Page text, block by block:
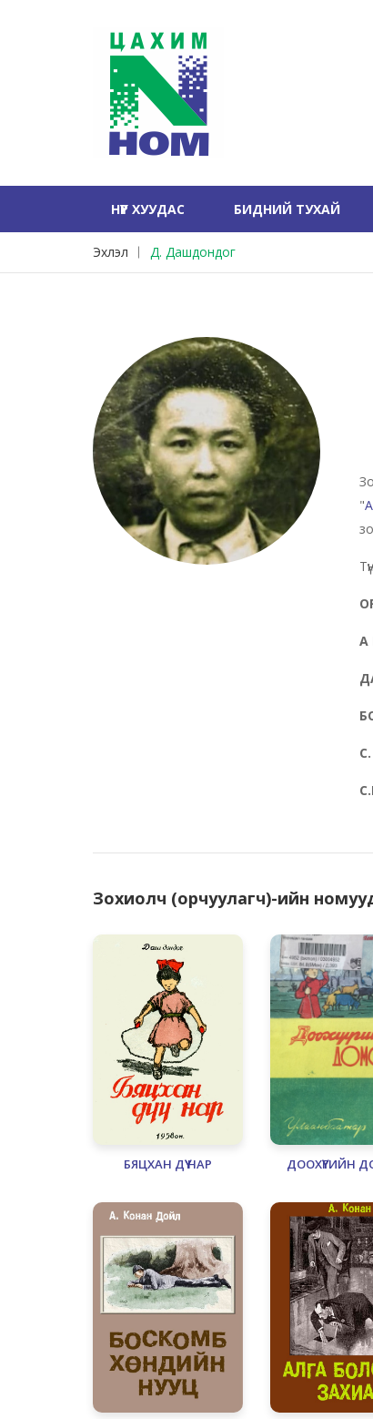
НҮҮР ХУУДАС БИДНИЙ ТУХАЙ
Эхлэл Д. Дашдондог
"
А
Зохиолч (орчуулагч)-ийн
БЯЦХАН ДҮҮ НАР ДООХҮҮГИЙН